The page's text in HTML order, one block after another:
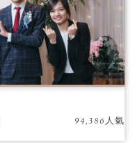
94,386人氣